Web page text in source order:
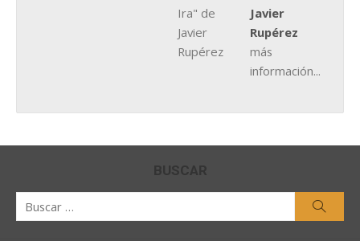
Javier
Rupérez
más
información...
BUSCAR